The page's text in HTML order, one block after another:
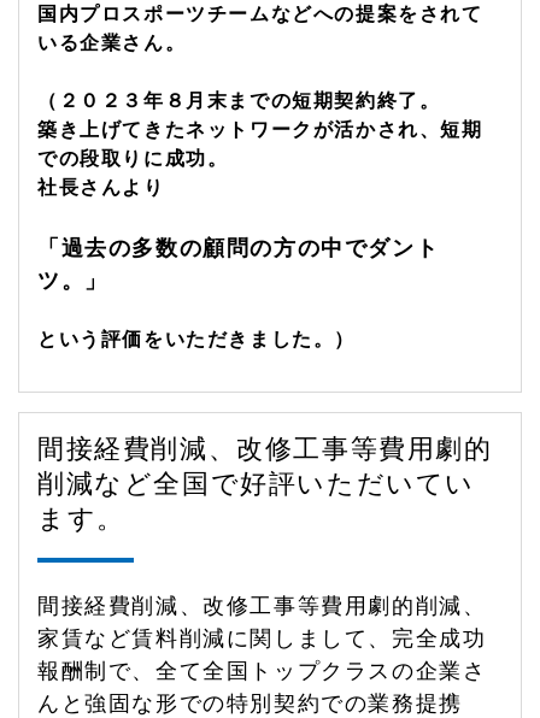
国内プロスポーツチームなどへの提案をされて
いる企業さん。
（２０２３年８月末までの短期契約終了。
築き上げてきたネットワークが活かされ、短期
での段取りに成功。
社長さんより
「過去の多数の顧問の方の中でダント
ツ。」
という評価をいただきました。）
間接経費削減、改修工事等費用劇的
削減など全国で好評いただいてい
ます。
間接経費削減、改修工事等費用劇的削減、
家賃など賃料削減に関しまして、完全成功
報酬制で、全て全国トップクラスの企業さ
んと強固な形での特別契約での業務提携